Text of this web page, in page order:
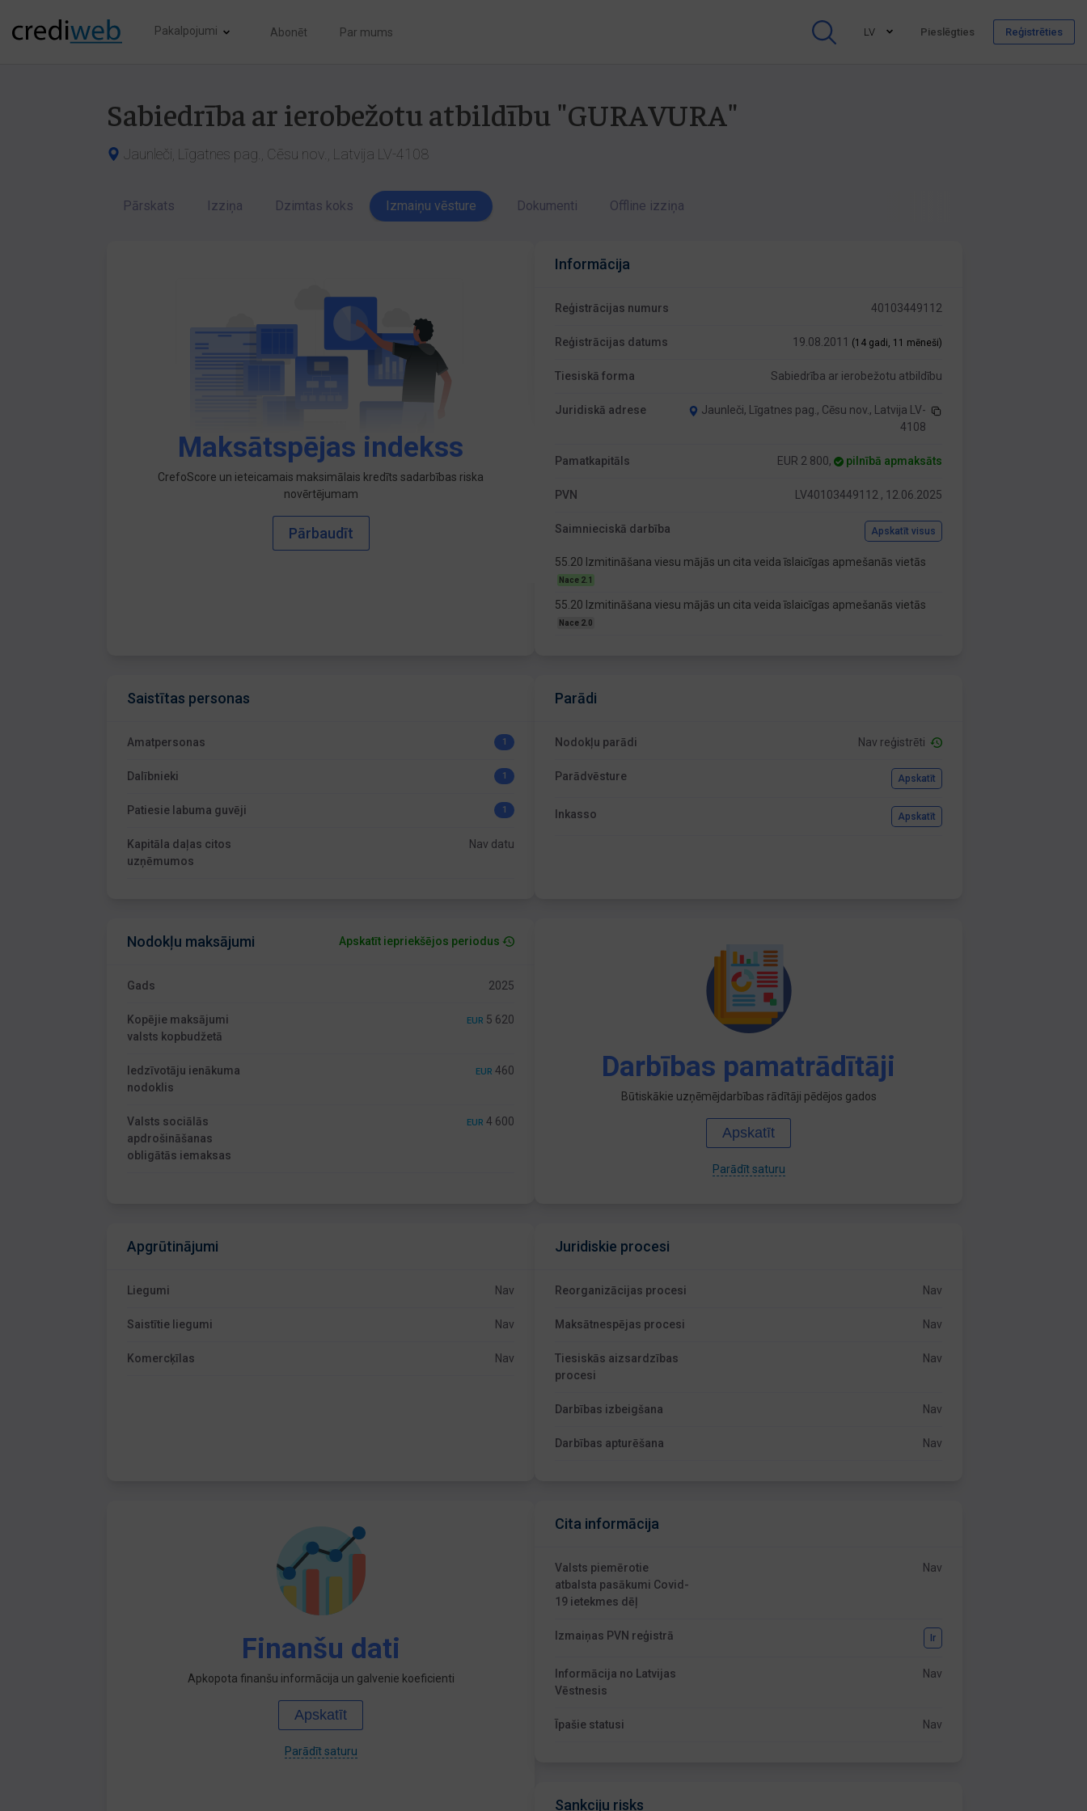
Pakalpojumi Abonēt Par mums LV Pieslēgties Reģistrēties
Sabiedrība ar ierobežotu atbildību "GURAVURA"
Jaunleči, Līgatnes pag., Cēsu nov., Latvija LV-4108
Pārskats Izziņa Dzimtas koks Izmaiņu vēsture Dokumenti Offline izziņa
Maksātspējas indekss
CrefoScore un ieteicamais maksimālais kredīts sadarbības riska
novērtējumam
Pārbaudīt
Informācija
Reģistrācijas numurs 40103449112
Reģistrācijas datums 19.08.2011 (14 gadi, 11 mēneši)
Tiesiskā forma Sabiedrība ar ierobežotu atbildību
Juridiskā adrese
Jaunleči, Līgatnes pag., Cēsu nov., Latvija LV-
4108
Pamatkapitāls EUR 2 800, pilnībā apmaksāts
PVN LV40103449112 , 12.06.2025
Saimnieciskā darbība Apskatīt visus
55.20 Izmitināšana viesu mājās un cita veida īslaicīgas apmešanās vietās
Nace 2.1
55.20 Izmitināšana viesu mājās un cita veida īslaicīgas apmešanās vietās
Nace 2.0
Saistītas personas
Amatpersonas 1
Dalībnieki 1
Patiesie labuma guvēji 1
Kapitāla daļas citos
uzņēmumos
Nav datu
Parādi
Nodokļu parādi Nav reģistrēti
Parādvēsture Apskatīt
Inkasso Apskatīt
Nodokļu maksājumi Apskatīt iepriekšējos periodus
Gads 2025
Kopējie maksājumi
valsts kopbudžetā
EUR 5 620
Iedzīvotāju ienākuma
nodoklis
EUR 460
Valsts sociālās
apdrošināšanas
obligātās iemaksas
EUR 4 600
Darbības pamatrādītāji
Būtiskākie uzņēmējdarbības rādītāji pēdējos gados
Apskatīt
Parādīt saturu
Apgrūtinājumi
Liegumi Nav
Saistītie liegumi Nav
Komercķīlas Nav
Juridiskie procesi
Reorganizācijas procesi Nav
Maksātnespējas procesi Nav
Tiesiskās aizsardzības
procesi
Nav
Darbības izbeigšana Nav
Darbības apturēšana Nav
Finanšu dati
Apkopota finanšu informācija un galvenie koeficienti
Apskatīt
Parādīt saturu
Cita informācija
Valsts piemērotie
atbalsta pasākumi Covid-
19 ietekmes dēļ
Nav
Izmaiņas PVN reģistrā Ir
Informācija no Latvijas
Vēstnesis
Nav
Īpašie statusi Nav
Sankciju risks